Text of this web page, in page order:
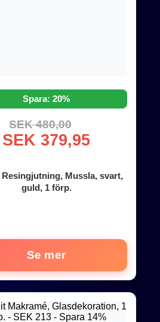
Spara: 20%
SEK 480,00
SEK 379,95
Resingjutning, Mussla, svart,
guld, 1 förp.
Se mer